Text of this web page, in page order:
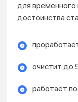
для временного
достоинства
очистит до
работает